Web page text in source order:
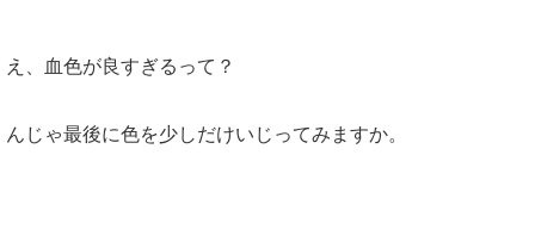
え、血色が良すぎるって？
んじゃ最後に色を少しだけいじってみますか。